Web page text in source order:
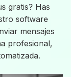
gratis? Has
software
mensajes
profesional,